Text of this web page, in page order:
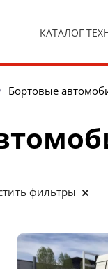
КАТАЛОГ
Бортовые
фильтры